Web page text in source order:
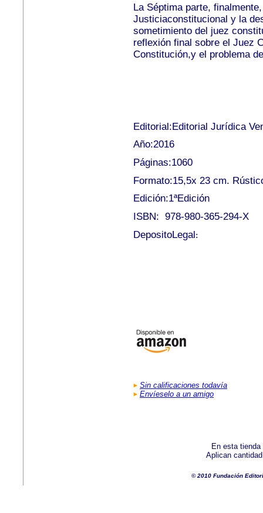
La Séptima parte,
Justiciaconstitucional y la
sometimiento del juez
reflexión final sobre el Juez
Constitución,y el problema
Editorial:Editorial Jurídica
Año:2016
Páginas:1060
Formato:15,5x 23 cm.
Edición:1ªEdición
ISBN: 978-980-365-294-X
DepositoLegal:
Sin calificaciones todavía
Envíeselo a un amigo
En esta
Aplican
© 2010 Fundación